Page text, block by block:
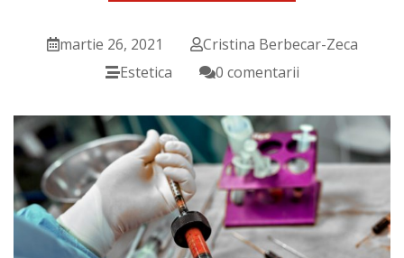
martie 26, 2021
Cristina Berbecar-Zeca
Estetica
0 comentarii